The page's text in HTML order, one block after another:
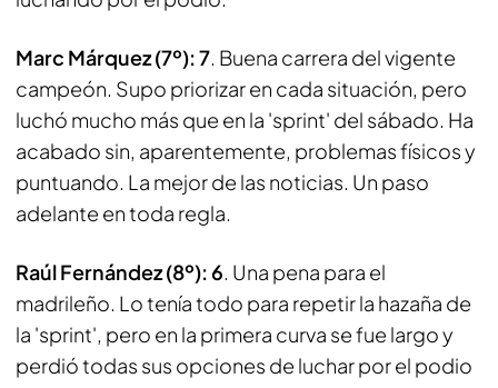
Marc Márquez (7º): 7. Buena carrera del vigente
campeón. Supo priorizar en cada situación, pero
luchó mucho más que en la 'sprint' del sábado. Ha
acabado sin, aparentemente, problemas físicos y
puntuando. La mejor de las noticias. Un paso
adelante en toda regla.
Raúl Fernández (8º): 6. Una pena para el
madrileño. Lo tenía todo para repetir la hazaña de
la 'sprint', pero en la primera curva se fue largo y
perdió todas sus opciones de luchar por el podio